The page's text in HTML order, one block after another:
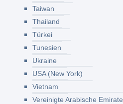
Taiwan
Thailand
Türkei
Tunesien
Ukraine
USA (New York)
Vietnam
Vereinigte Arabische Emirate